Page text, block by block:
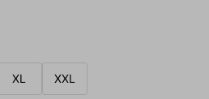
XL XXL